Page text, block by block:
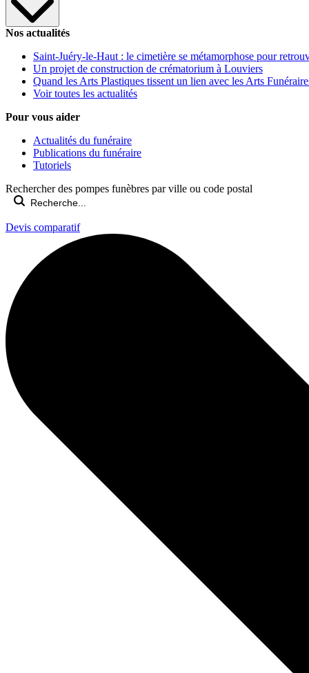
Nos actualités
Saint-Juéry-le-Haut : le cimetière se métamorphose pour
Un projet de construction de crématorium à Louviers
Quand les Arts Plastiques tissent un lien avec les Arts
Voir toutes les actualités
Pour vous aider
Actualités du funéraire
Publications du funéraire
Tutoriels
Rechercher des pompes funèbres par ville ou code postal
Devis comparatif